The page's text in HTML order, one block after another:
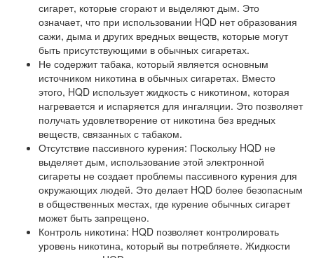
сигарет, которые сгорают и выделяют дым. Это
означает, что при использовании HQD нет образования
сажи, дыма и других вредных веществ, которые могут
быть присутствующими в обычных сигаретах.
Не содержит табака, который является основным
источником никотина в обычных сигаретах. Вместо
этого, HQD использует жидкость с никотином, которая
нагревается и испаряется для ингаляции. Это позволяет
получать удовлетворение от никотина без вредных
веществ, связанных с табаком.
Отсутствие пассивного курения: Поскольку HQD не
выделяет дым, использование этой электронной
сигареты не создает проблемы пассивного курения для
окружающих людей. Это делает HQD более безопасным
в общественных местах, где курение обычных сигарет
может быть запрещено.
Контроль никотина: HQD позволяет контролировать
уровень никотина, который вы потребляете. Жидкости